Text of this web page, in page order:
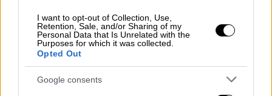
I want to opt-out of Collection, Use,
Retention, Sale, and/or Sharing of my
Personal Data that Is Unrelated with the
Purposes for which it was collected.
Opted Out
Google consents
Γιώργου Βαρδινογιάννη και της Αγάπης
Πολίτη, δραστηριοποιείται στον
επιχειρηματικό τομέα, ενώ
διακριτικό προφίλ
στην προσωπική του ζωή.